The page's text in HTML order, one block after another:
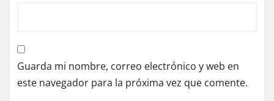
Guarda mi nombre, correo electrónico y web en
este navegador para la próxima vez que comente.